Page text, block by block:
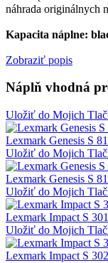
náhrada originálnych
Kapacita náplne:
Zobraziť popis
Náplň vhodná
Uložiť do Mojich
Lexmark Genesis S
Uložiť do Mojich
Lexmark Genesis S
Uložiť do Mojich
Lexmark Impact S 301
Uložiť do Mojich
Lexmark Impact S 302